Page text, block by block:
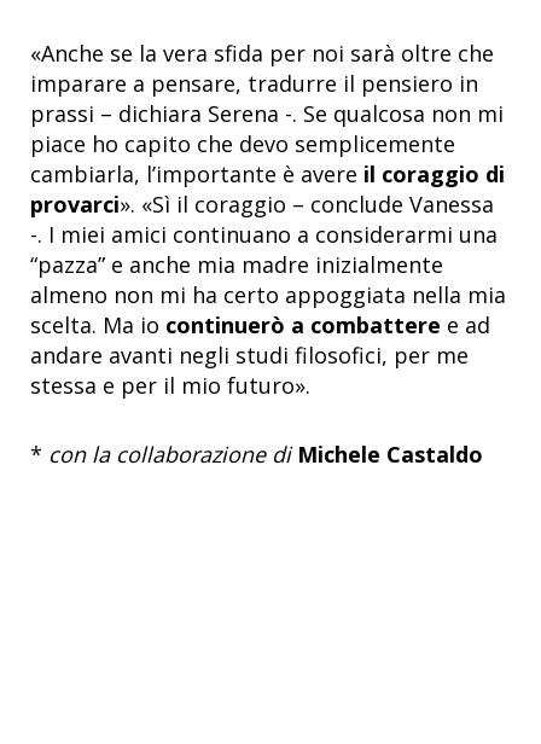
«Anche se la vera sfida per noi sarà oltre che
imparare a pensare, tradurre il pensiero in
prassi – dichiara Serena -. Se qualcosa non mi
piace ho capito che devo semplicemente
cambiarla, l’importante è avere il coraggio di
provarci». «Sì il coraggio – conclude Vanessa
-. I miei amici continuano a considerarmi una
“pazza” e anche mia madre inizialmente
almeno non mi ha certo appoggiata nella mia
scelta. Ma io continuerò a combattere e ad
andare avanti negli studi filosofici, per me
stessa e per il mio futuro».
* con la collaborazione di Michele Castaldo